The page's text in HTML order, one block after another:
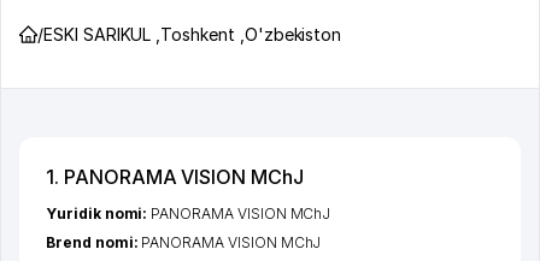
/ESKI SARIKUL Toshkent O'zbekiston
1. PANORAMA VISION MChJ
Yuridik nomi: PANORAMA VISION MChJ
Brend nomi: PANORAMA VISION MChJ